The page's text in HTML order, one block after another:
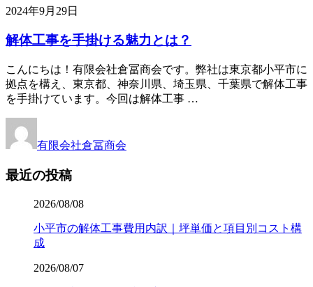
2024年9月29日
解体工事を手掛ける魅力とは？
こんにちは！有限会社倉冨商会です。弊社は東京都小平市に
拠点を構え、東京都、神奈川県、埼玉県、千葉県で解体工事
を手掛けています。今回は解体工事 …
有限会社倉冨商会
最近の投稿
2026/08/08
小平市の解体工事費用内訳｜坪単価と項目別コスト構
成
2026/08/07